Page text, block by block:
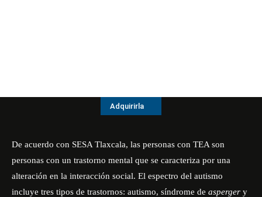
Adquirirla
De acuerdo con SESA Tlaxcala, las personas con TEA son
personas con un trastorno mental que se caracteriza por una
alteración en la interacción social. El espectro del autismo
incluye tres tipos de trastornos: autismo, síndrome de asperger y